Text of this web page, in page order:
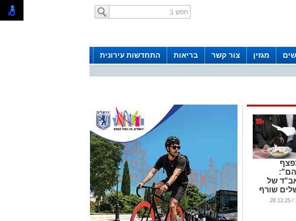
מגזין צור קשר בריאות
התחדשות עירונית
של
שורף
| צפו